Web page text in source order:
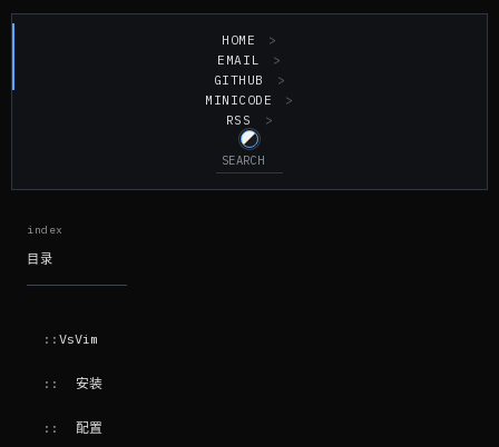
HOME
EMAIL
GITHUB
MINICODE
RSS
目录
VsVim
安装
配置